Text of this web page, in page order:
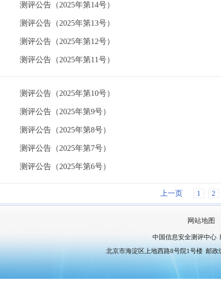
测评公告（2025年第14号）
测评公告（2025年第13号）
测评公告（2025年第12号）
测评公告（2025年第11号）
测评公告（2025年第10号）
测评公告（2025年第9号）
测评公告（2025年第8号）
测评公告（2025年第7号）
测评公告（2025年第6号）
上一页 1 2
网站地图
中国信息安全测评中心
北京市海淀区上地西路8号院1号楼 邮